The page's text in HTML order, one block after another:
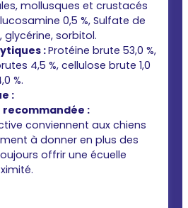
mollusques et crustacés
0,5 %, Sulfate de
glycérine, sorbitol.
:Protéine brute 53,0 %,
4,5 %, cellulose brute 1,0
%.
:
:
conviennent aux chiens
à donner en plus des
offrir une écuelle